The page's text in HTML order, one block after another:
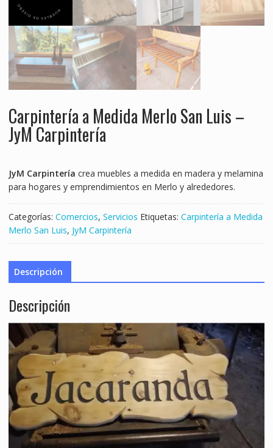
Carpintería a Medida Merlo San Luis –
JyM Carpintería
JyM Carpintería crea muebles a medida en madera y melamina
para hogares y emprendimientos en Merlo y alrededores.
Categorías: Comercios, Servicios Etiquetas: Carpintería a Medida
Merlo San Luis, JyM Carpintería
Descripción
Descripción